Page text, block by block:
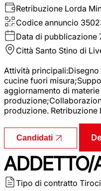
Retribuzione Lorda
Codice annuncio
Data di pubblicazione
Città Santo Stino di
Attività
cucine fuori
aggiornamento di
produzione. Retribuzione
Candidati
ADDETTO/
Tipo di contratto